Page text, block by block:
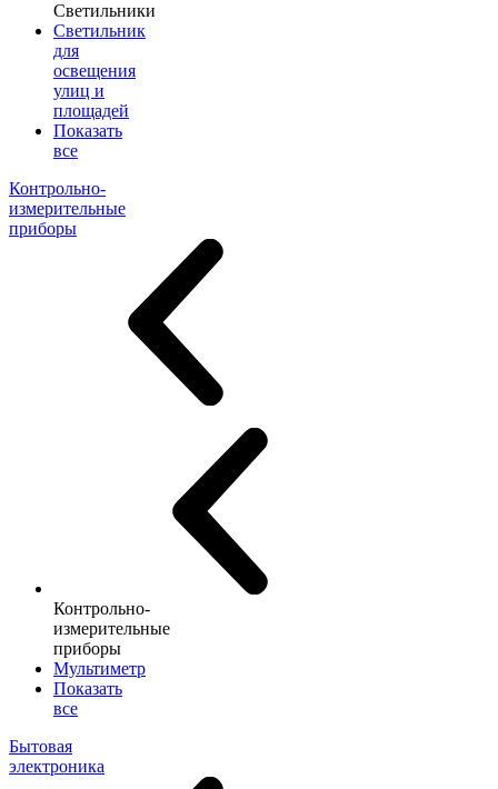
Светильники
Светильник
для
освещения
улиц и
площадей
Показать
все
Контрольно-
измерительные
приборы
Контрольно-
измерительные
приборы
Мультиметр
Показать
все
Бытовая
электроника